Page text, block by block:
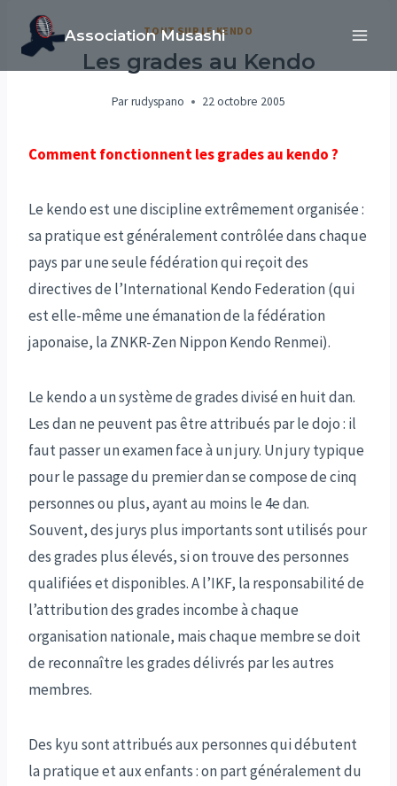
Association Musashi
TOUT SUR LE KENDO
Les grades au Kendo
Par rudyspano 22 octobre 2005
Comment fonctionnent les grades au kendo ?
Le kendo est une discipline extrêmement organisée :
sa pratique est généralement contrôlée dans chaque
pays par une seule fédération qui reçoit des
directives de l’International Kendo Federation (qui
est elle-même une émanation de la fédération
japonaise, la ZNKR-Zen Nippon Kendo Renmei).
Le kendo a un système de grades divisé en huit dan.
Les dan ne peuvent pas être attribués par le dojo : il
faut passer un examen face à un jury. Un jury typique
pour le passage du premier dan se compose de cinq
personnes ou plus, ayant au moins le 4e dan.
Souvent, des jurys plus importants sont utilisés pour
des grades plus élevés, si on trouve des personnes
qualifiées et disponibles. A l’IKF, la responsabilité de
l’attribution des grades incombe à chaque
organisation nationale, mais chaque membre se doit
de reconnaître les grades délivrés par les autres
membres.
Des kyu sont attribués aux personnes qui débutent
la pratique et aux enfants : on part généralement du